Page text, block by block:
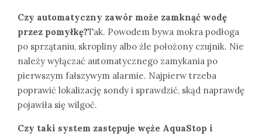
Czy automatyczny zawór może zamknąć wodę
przez pomyłkę?Tak. Powodem bywa mokra podłoga
po sprzątaniu, skropliny albo źle położony czujnik. Nie
należy wyłączać automatycznego zamykania po
pierwszym fałszywym alarmie. Najpierw trzeba
poprawić lokalizację sondy i sprawdzić, skąd naprawdę
pojawiła się wilgoć.
Czy taki system zastępuje węże AquaStop i